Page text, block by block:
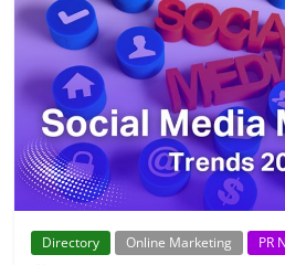
ปรึกษา
แฟ
รน
ไชส์,
Directory Online Marketing PR